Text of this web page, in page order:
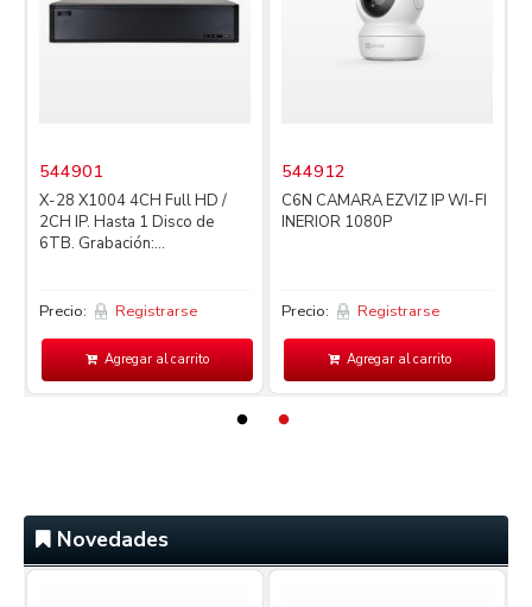
544901
X-28 X1004 4CH Full HD /
2CH IP. Hasta 1 Disco de
6TB. Grabación:...
Precio: Registrarse
Agregar al carrito
544912
C6N CAMARA EZVIZ IP WI-FI
INERIOR 1080P
Precio: Registrarse
Agregar al carrito
Novedades